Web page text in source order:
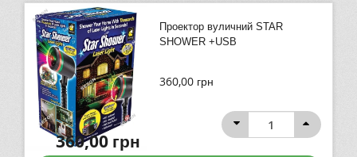
Проектор вуличний STAR
SHOWER +USB
360,00 грн
360,00грн